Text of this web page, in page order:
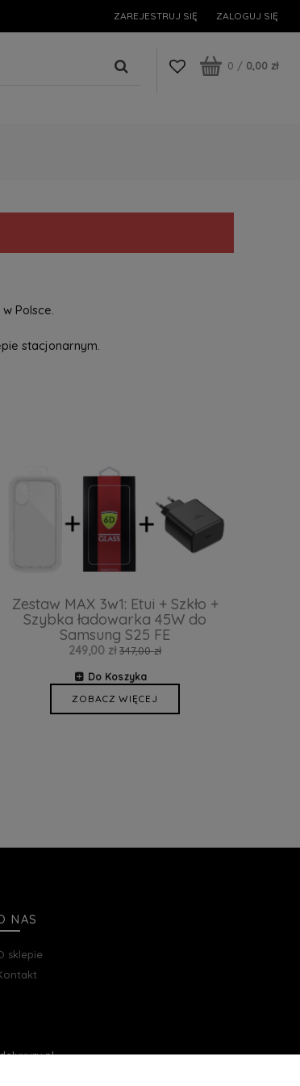
ZAREJESTRUJ SIĘ ZALOGUJ SIĘ
0 / 0,00 zł
Polsce.
stacjonarnym.
Zestaw MAX 3w1: Etui + Szkło +
Szybka ładowarka 45W do
Samsung S25 FE
249,00 zł 347,00 zł
Do Koszyka
ZOBACZ WIĘCEJ
NAS
sklepie